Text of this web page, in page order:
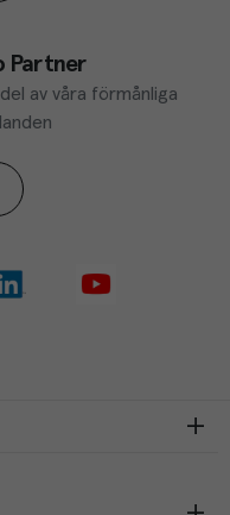
Partner
av våra förmånliga